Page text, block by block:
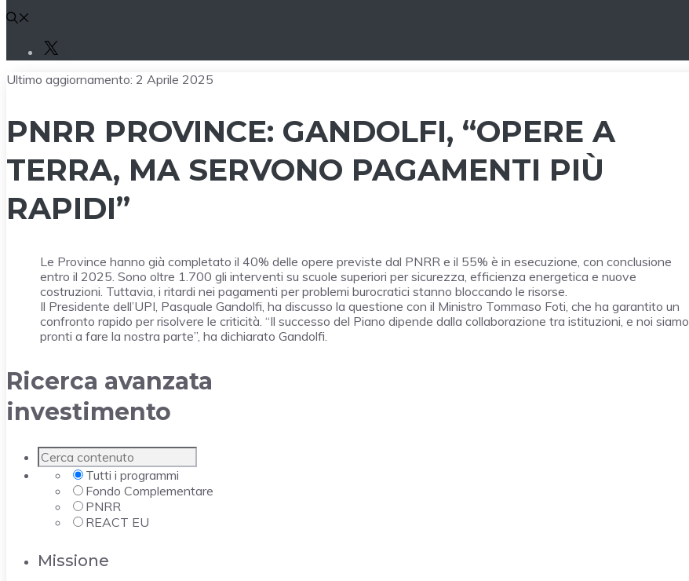
Ultimo aggiornamento: 2 Aprile 2025
PNRR PROVINCE: GANDOLFI, “OPERE A
TERRA, MA SERVONO PAGAMENTI PIÙ
RAPIDI”
Le Province hanno già completato il 40% delle opere previste dal PNRR e il 55% è in esecuzione, con conclusione
entro il 2025. Sono oltre 1.700 gli interventi su scuole superiori per sicurezza, efficienza energetica e nuove
costruzioni. Tuttavia, i ritardi nei pagamenti per problemi burocratici stanno bloccando le risorse.
Il Presidente dell’UPI, Pasquale Gandolfi, ha discusso la questione con il Ministro Tommaso Foti, che ha garantito un
confronto rapido per risolvere le criticità. “Il successo del Piano dipende dalla collaborazione tra istituzioni, e noi siamo
pronti a fare la nostra parte”, ha dichiarato Gandolfi.
Ricerca avanzata
investimento
Tutti i programmi
Fondo Complementare
PNRR
REACT EU
Missione